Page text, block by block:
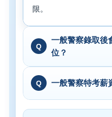
限。
一般警察錄取後
位？
一般警察特考薪